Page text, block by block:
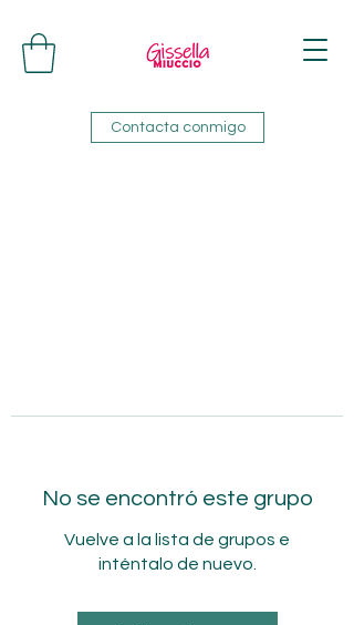
Contacta conmigo
No se encontró este grupo
Vuelve a la lista de grupos e
inténtalo de nuevo.